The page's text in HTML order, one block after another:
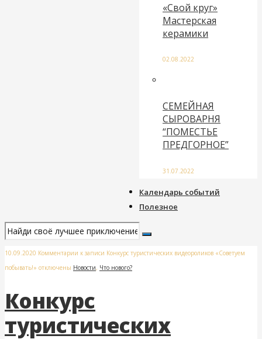
«Свой круг»
Мастерская
керамики
02.08.2022
СЕМЕЙНАЯ
СЫРОВАРНЯ
“ПОМЕСТЬЕ
ПРЕДГОРНОЕ”
31.07.2022
Календарь событий
Полезное
10.09.2020 Комментарии к записи Конкурс туристических видеороликов «Советуем
побывать!» отключены Новости, Что нового?
Конкурс
туристических